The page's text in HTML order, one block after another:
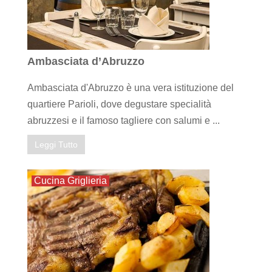
Ambasciata d’Abruzzo
Ambasciata d'Abruzzo è una vera istituzione del
quartiere Parioli, dove degustare specialità
abruzzesi e il famoso tagliere con salumi e ...
Leggi Tutto
Cucina Griglieria